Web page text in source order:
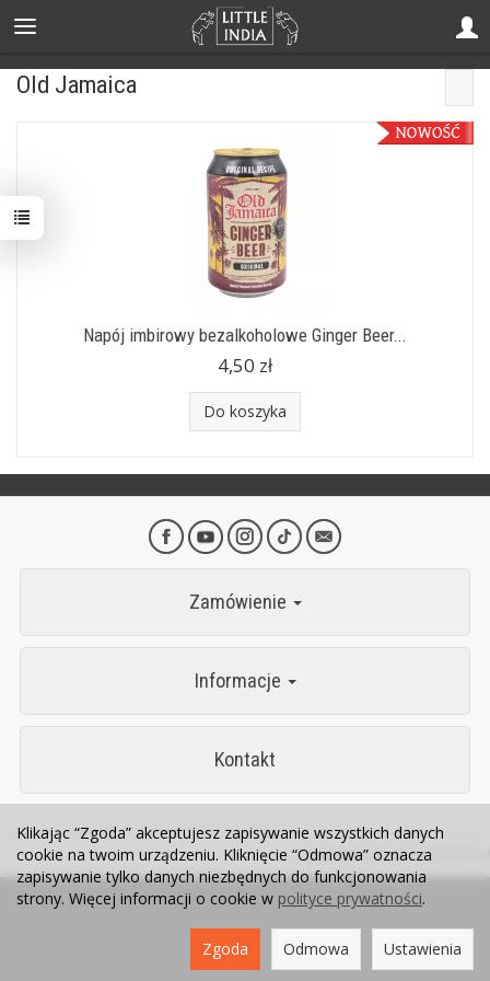
Old Jamaica
Napój imbirowy bezalkoholowe Ginger Beer...
4,50 zł
Do koszyka
Zamówienie
Informacje
Kontakt
Sklep internetowy SOTESHOP AI
Klikając “Zgoda” akceptujesz zapisywanie wszystkich danych
cookie na twoim urządzeniu. Kliknięcie “Odmowa” oznacza
zapisywanie tylko danych niezbędnych do funkcjonowania
strony. Więcej informacji o cookie w polityce prywatności.
Ustawienia
Odmowa
Zgoda